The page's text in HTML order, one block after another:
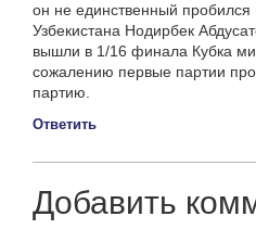
он не единственный пробился
Узбекистана Нодирбек
вышли в 1/16 финала Кубка
сожалению первые партии
партию.
Ответить
Добавить